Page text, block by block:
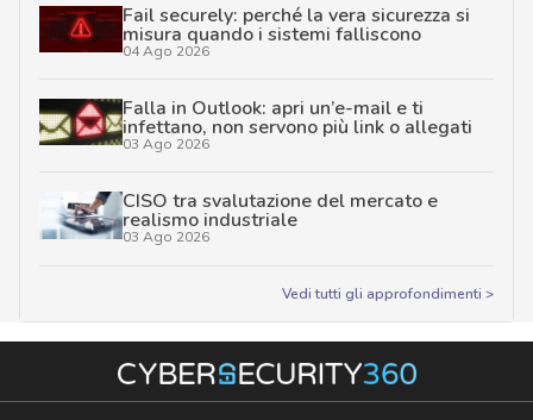
Fail securely: perché la vera sicurezza si
misura quando i sistemi falliscono
04 Ago 2026
Falla in Outlook: apri un’e-mail e ti
infettano, non servono più link o allegati
03 Ago 2026
CISO tra svalutazione del mercato e
realismo industriale
03 Ago 2026
Vedi tutti gli approfondimenti >